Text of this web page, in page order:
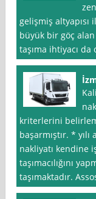
gelişmiş altyapısı
büyük bir göç
taşıma ihtiyacı
kriterlerini
başarmıştır. *
nakliyatı kendine
taşımacılığını
taşımaktadır.